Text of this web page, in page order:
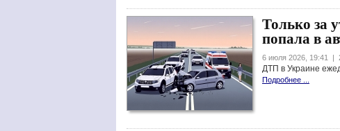
Только за
попала в
6 июля 2026, 19:41 |
ДТП в Украине
Подробнее ...